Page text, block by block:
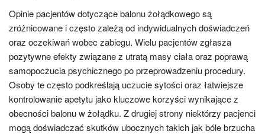
Opinie pacjentów dotyczące balonu żołądkowego są
zróżnicowane i często zależą od indywidualnych doświadczeń
oraz oczekiwań wobec zabiegu. Wielu pacjentów zgłasza
pozytywne efekty związane z utratą masy ciała oraz poprawą
samopoczucia psychicznego po przeprowadzeniu procedury.
Osoby te często podkreślają uczucie sytości oraz łatwiejsze
kontrolowanie apetytu jako kluczowe korzyści wynikające z
obecności balonu w żołądku. Z drugiej strony niektórzy pacjenci
mogą doświadczać skutków ubocznych takich jak bóle brzucha